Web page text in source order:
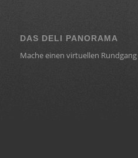
DAS DELI PANORAMA
Mache einen virtuellen